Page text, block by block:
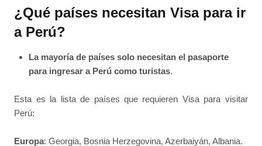
¿Qué países necesitan Visa para ir
a Perú?
La mayoría de países solo necesitan el pasaporte
para ingresar a Perú como turistas.
Esta es la lista de países que requieren Visa para visitar
Perú:
Europa: Georgia, Bosnia Herzegovina, Azerbaiyán, Albania.